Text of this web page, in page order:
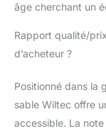
âge cherchant un
Rapport qualité/
d’acheteur ?
Positionné dans la
sable Wiltec offre
accessible. La